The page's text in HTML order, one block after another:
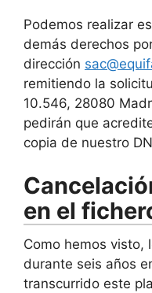
Podemos realizar
demás derechos
dirección
remitiendo la
10.546, 28080
pedirán que
copia de nuestro
en el
Como hemos visto,
durante seis años
transcurrido este